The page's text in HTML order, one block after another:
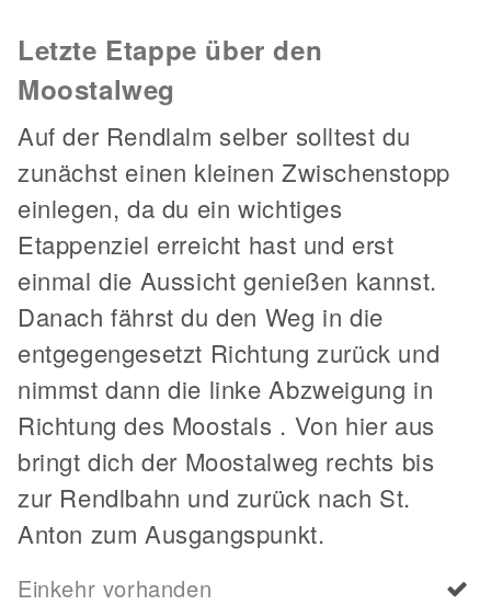
Letzte Etappe über den
Moostalweg
Auf der Rendlalm selber solltest du
zunächst einen kleinen Zwischenstopp
einlegen, da du ein wichtiges
Etappenziel erreicht hast und erst
einmal die Aussicht genießen kannst.
Danach fährst du den Weg in die
entgegengesetzt Richtung zurück und
nimmst dann die linke Abzweigung in
Richtung des Moostals . Von hier aus
bringt dich der Moostalweg rechts bis
zur Rendlbahn und zurück nach St.
Anton zum Ausgangspunkt.
Einkehr vorhanden